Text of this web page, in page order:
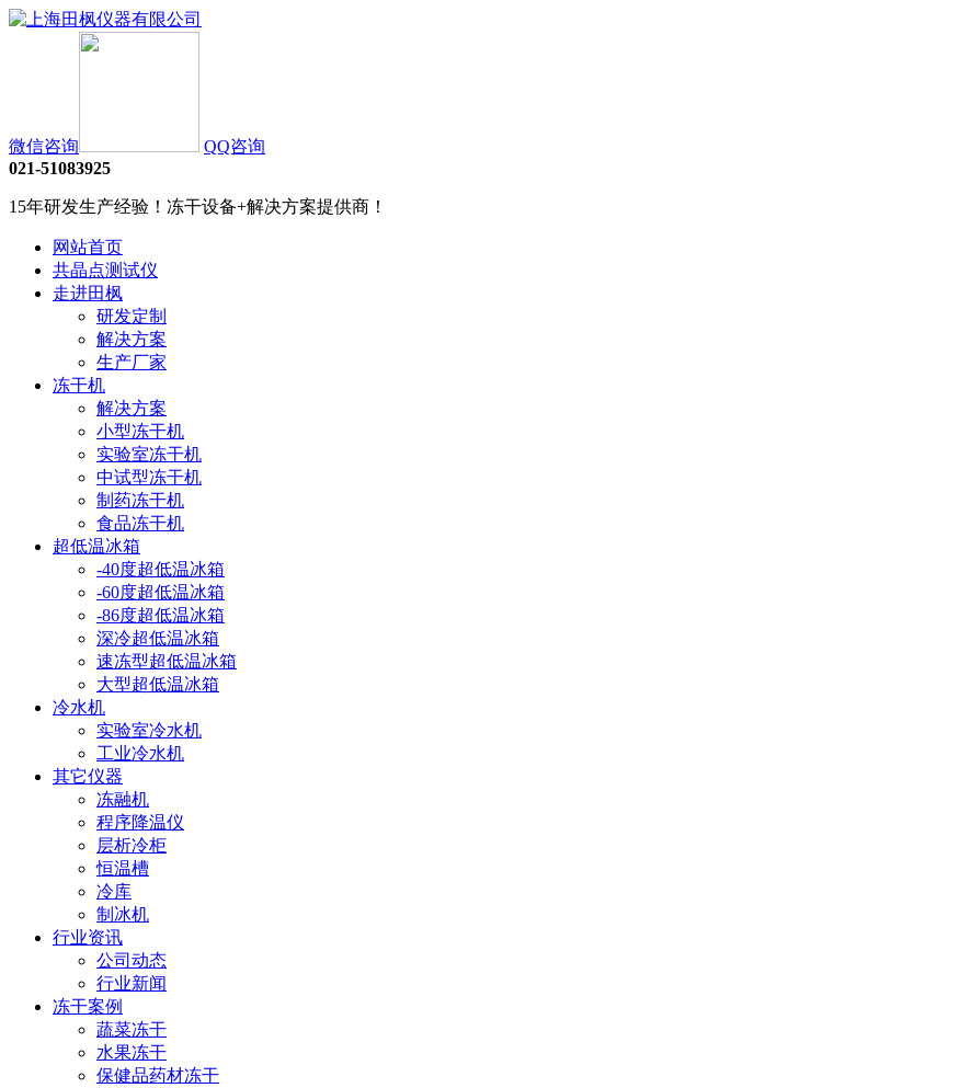
微信咨询
QQ咨询
021-51083925
15年研发生产经验！冻干设备+解决方案提供商！
网站首页
共晶点测试仪
走进田枫
研发定制
解决方案
生产厂家
冻干机
解决方案
小型冻干机
实验室冻干机
中试型冻干机
制药冻干机
食品冻干机
超低温冰箱
-40度超低温冰箱
-60度超低温冰箱
-86度超低温冰箱
深冷超低温冰箱
速冻型超低温冰箱
大型超低温冰箱
冷水机
实验室冷水机
工业冷水机
其它仪器
冻融机
程序降温仪
层析冷柜
恒温槽
冷库
制冰机
行业资讯
公司动态
行业新闻
冻干案例
蔬菜冻干
水果冻干
保健品药材冻干